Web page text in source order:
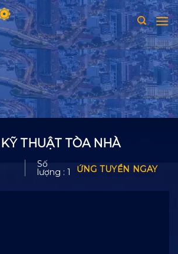
THUẬT TÒA NHÀ
Số
lượng : 1 ỨNG TUYỂN NGAY